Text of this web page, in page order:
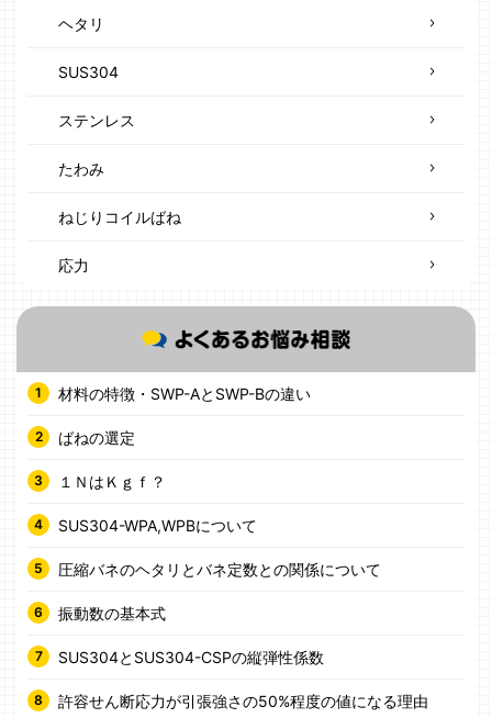
ヘタリ
SUS304
ステンレス
たわみ
ねじりコイルばね
応力
材料の特徴・SWP-AとSWP-Bの違い
ばねの選定
１ＮはＫｇｆ？
SUS304-WPA,WPBについて
圧縮バネのヘタリとバネ定数との関係について
振動数の基本式
SUS304とSUS304-CSPの縦弾性係数
許容せん断応力が引張強さの50%程度の値になる理由